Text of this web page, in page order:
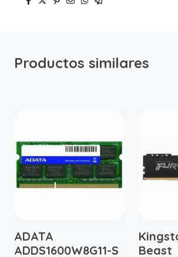
Productos similares
ADATA
ADDS1600W8G11-S
Beast